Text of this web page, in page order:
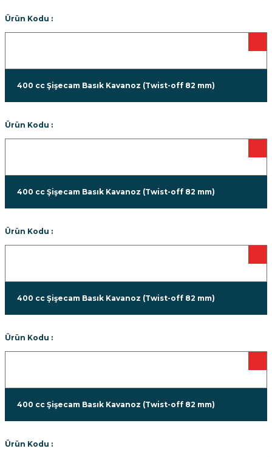
Ürün Kodu :
400 cc Şişecam Basık Kavanoz (Twist-off 82 mm)
Ürün Kodu :
400 cc Şişecam Basık Kavanoz (Twist-off 82 mm)
Ürün Kodu :
400 cc Şişecam Basık Kavanoz (Twist-off 82 mm)
Ürün Kodu :
400 cc Şişecam Basık Kavanoz (Twist-off 82 mm)
Ürün Kodu :